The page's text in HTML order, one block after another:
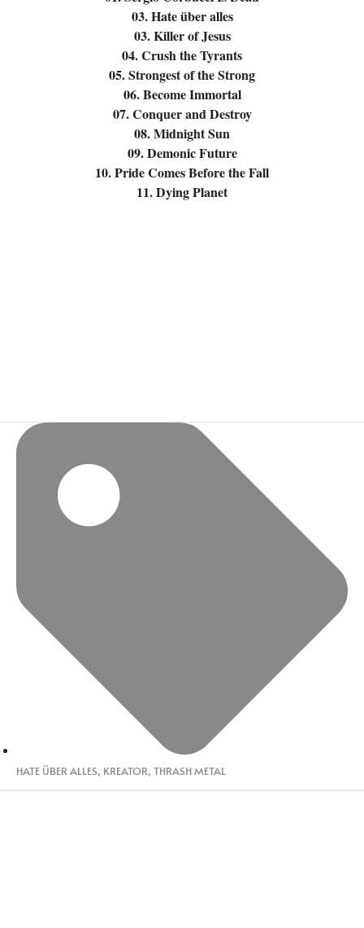
03. Hate über alles
03. Killer of Jesus
04. Crush the Tyrants
05. Strongest of the Strong
06. Become Immortal
07. Conquer and Destroy
08. Midnight Sun
09. Demonic Future
10. Pride Comes Before the Fall
11. Dying Planet
HATE ÜBER ALLES, KREATOR, THRASH METAL